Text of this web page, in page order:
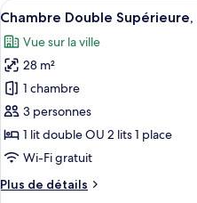
chambres
Afficher
toutes
les
photos
pour
ce
type
de
chambre :
Chambre
5
Chambre Double
Vue sur la ville
28 m²
1 chambre
3 personnes
1 lit double OU 2 lits 1 place
Wi-Fi gratuit
Plus de détails
Plus